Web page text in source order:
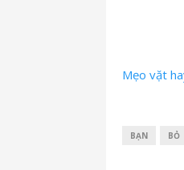
Mẹo vặt
BẠN BỎ